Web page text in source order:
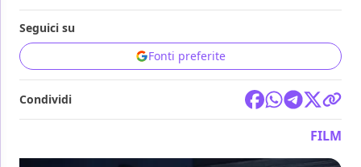
Seguici su
Fonti preferite
Condividi
FILM